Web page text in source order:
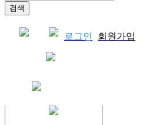
로그인 회원가입